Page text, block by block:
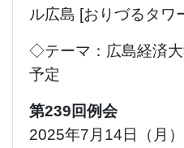
ル広島 [おりづるタワ
◇テーマ：広島経済
予定
第239回例会
2025年7月14日（月